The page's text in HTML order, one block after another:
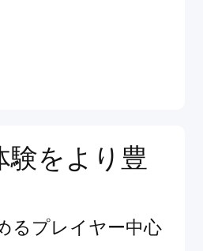
験をより豊
るプレイヤー中心